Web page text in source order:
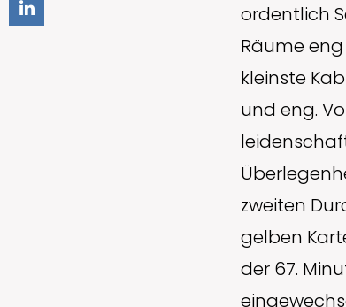
ordentlich
Räume
kleinste
und eng.
zweiten
gelben
der 67.